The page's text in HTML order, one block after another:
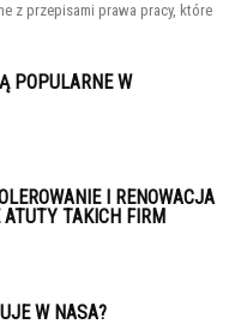
z przepisami prawa pracy, które
POPULARNE W
I RENOWACJA
TAKICH FIRM
W NASA?